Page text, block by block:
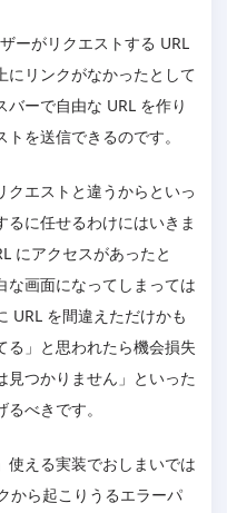
ーがリクエストする URL
にリンクがなかったとして
ーで自由な URL を作り
を送信できるのです。
クエストと違うからといっ
に任せるわけにはいきま
にアクセスがあったと
な画面になってしまっては
URL を間違えただけかも
る」と思われたら機会損失
見つかりません」といった
べきです。
使える実装でおしまいでは
から起こりうるエラーパ